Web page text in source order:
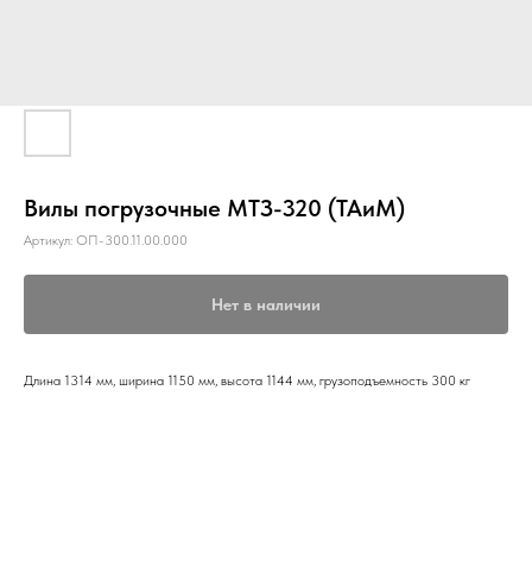
Вилы погрузочные МТЗ-320 (ТАиМ)
Артикул: ОП-300.11.00.000
Нет в наличии
Длина 1314 мм, ширина 1150 мм, высота 1144 мм, грузоподъемность 300 кг